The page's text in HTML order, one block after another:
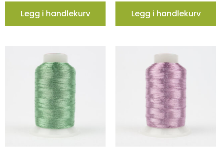
Legg i handlekurv Legg i handlekurv